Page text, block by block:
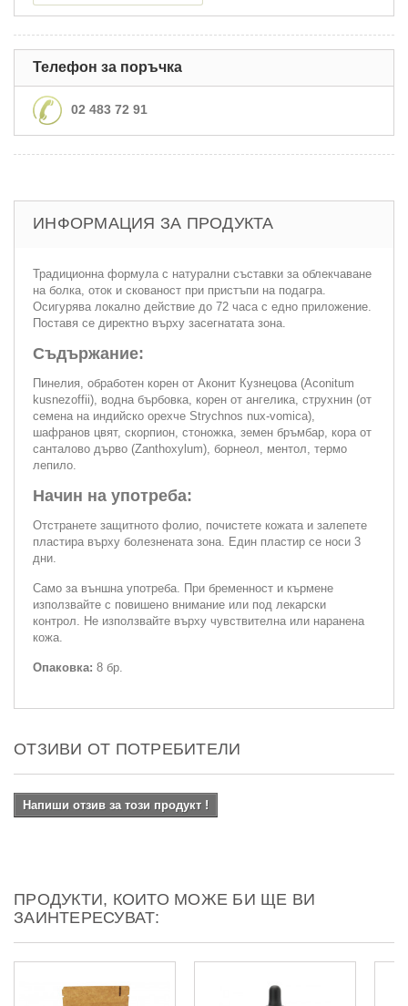
Телефон за поръчка
02 483 72 91
ИНФОРМАЦИЯ ЗА ПРОДУКТА
Традиционна формула с натурални съставки за облекчаване
на болка, оток и скованост при пристъпи на подагра.
Осигурява локално действие до 72 часа с едно приложение.
Поставя се директно върху засегнатата зона.
Съдържание:
Пинелия, обработен корен от Аконит Кузнецова (Aconitum
kusnezoffii), водна бърбовка, корен от ангелика, стрyхнин (от
семена на индийско орехче Strychnos nux-vomica),
шафранов цвят, скорпион, стоножка, земен бръмбар, кора от
санталово дърво (Zanthoxylum), борнеол, ментол, термо
лепило.
Начин на употреба:
Отстранете защитното фолио, почистете кожата и залепете
пластира върху болезнената зона. Един пластир се носи 3
дни.
Само за външна употреба. При бременност и кърмене
използвайте с повишено внимание или под лекарски
контрол. Не използвайте върху чувствителна или наранена
кожа.
Опаковка: 8 бр.
ОТЗИВИ ОТ ПОТРЕБИТЕЛИ
Напиши отзив за този продукт !
ПРОДУКТИ, КОИТО МОЖЕ БИ ЩЕ ВИ
ЗАИНТЕРЕСУВАТ: